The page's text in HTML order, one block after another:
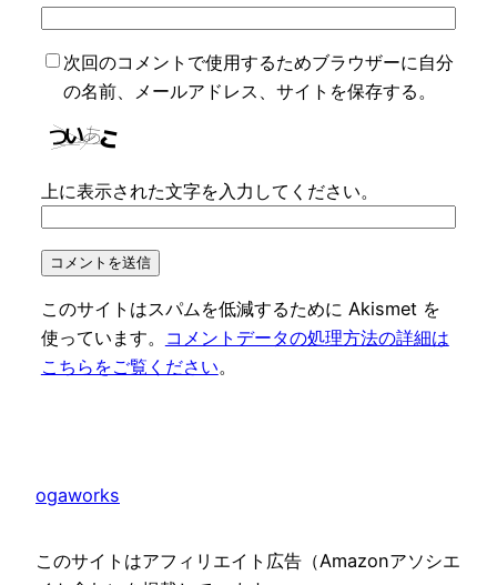
次回のコメントで使用するためブラウザーに自分
の名前、メールアドレス、サイトを保存する。
上に表示された文字を入力してください。
このサイトはスパムを低減するために Akismet を
使っています。
コメントデータの処理方法の詳細は
こちらをご覧ください。
ogaworks
このサイトはアフィリエイト広告（Amazonアソシエ